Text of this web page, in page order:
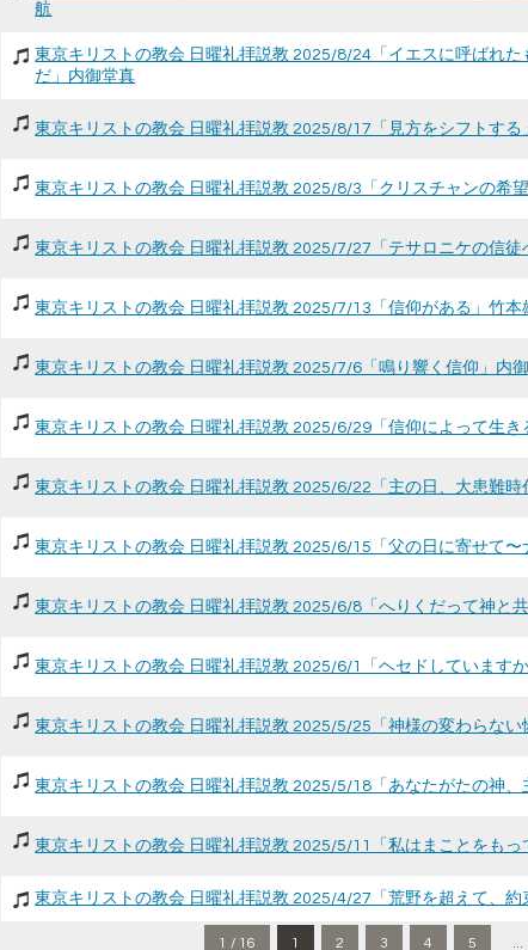
航
東京キリストの教会 日曜礼拝説教 2025/8/24「イエスに呼ばれ
だ」内御堂真
東京キリストの教会 日曜礼拝説教 2025/8/17「見方をシフトする
東京キリストの教会 日曜礼拝説教 2025/8/3「クリスチャンの希
東京キリストの教会 日曜礼拝説教 2025/7/27「テサロニケの信徒
東京キリストの教会 日曜礼拝説教 2025/7/13「信仰がある」竹本
東京キリストの教会 日曜礼拝説教 2025/7/6「鳴り響く信仰」内
東京キリストの教会 日曜礼拝説教 2025/6/29「信仰によって生き
東京キリストの教会 日曜礼拝説教 2025/6/22「主の日、大患難時
東京キリストの教会 日曜礼拝説教 2025/6/15「父の日に寄せて〜
東京キリストの教会 日曜礼拝説教 2025/6/8「へりくだって神と共
東京キリストの教会 日曜礼拝説教 2025/6/1「ヘセドしています
東京キリストの教会 日曜礼拝説教 2025/5/25「神様の変わらない
東京キリストの教会 日曜礼拝説教 2025/5/18「あなたがたの神
東京キリストの教会 日曜礼拝説教 2025/5/11「私はまことをも
東京キリストの教会 日曜礼拝説教 2025/4/27「荒野を超えて、約
1 / 16 1 2 3 4 5 ...